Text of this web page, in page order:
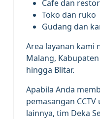
Cafe dan
Toko dan ruko
Gudang dan
Area layanan kami
Malang,
hingga Blitar.
Apabila Anda
pemasangan
lainnya, tim Deka